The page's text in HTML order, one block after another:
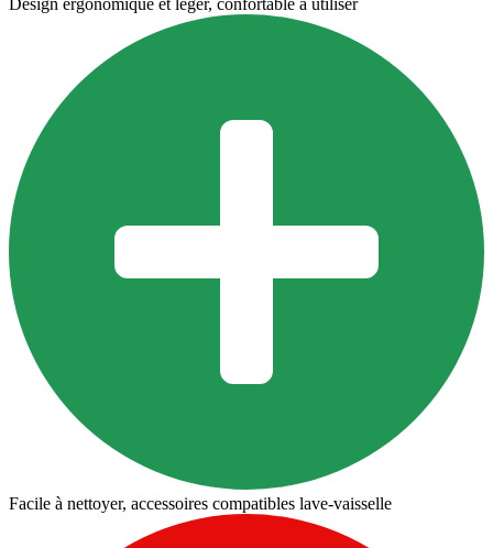
Design ergonomique et léger, confortable à utiliser
Facile à nettoyer, accessoires compatibles lave-vaisselle